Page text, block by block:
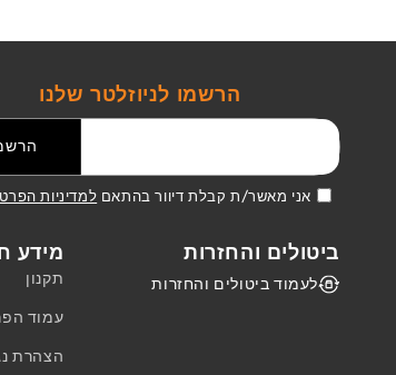
הרשמו לניוזלטר שלנו
אני מאשר/ת קבלת דיוור בהתאם למדיניות
ביטולים והחזרות
לעמוד ביטולים והחזרות
מידע
תקנון
עמוד
הצהרת